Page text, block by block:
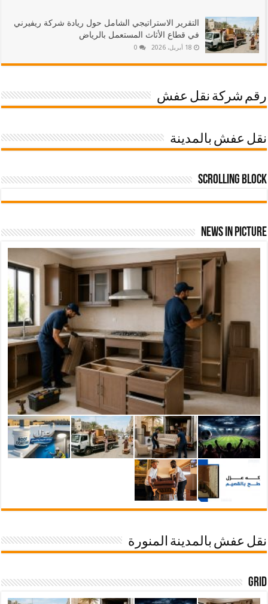
التقرير الاستراتيجي الشامل حول ريادة شركة ريفيرني
في قطاع الأثاث المستعمل بالرياض
18 أبريل، 2026 0
رقم شركة نقل عفش
نقل عفش بالمدينة
Scrolling Block
News In Picture
نقل عفش بالمدينة المنورة
Grid